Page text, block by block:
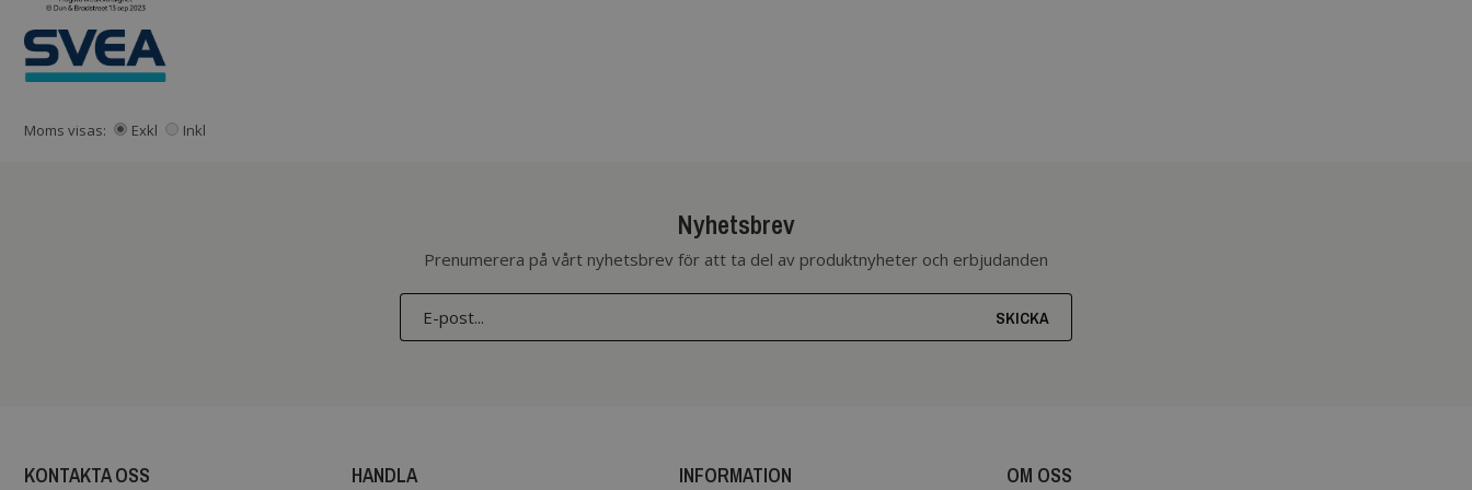
Moms visas: Exkl Inkl
Nyhetsbrev
Prenumerera på vårt nyhetsbrev för att ta del av produktnyheter och erbjudanden
SKICKA
KONTAKTA OSS HANDLA INFORMATION OM OSS